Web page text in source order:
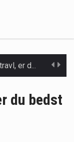
Et spaophold er ofte synonymt med afslapning, forkælelse og tid til at lade batterierne op,…
du bedst